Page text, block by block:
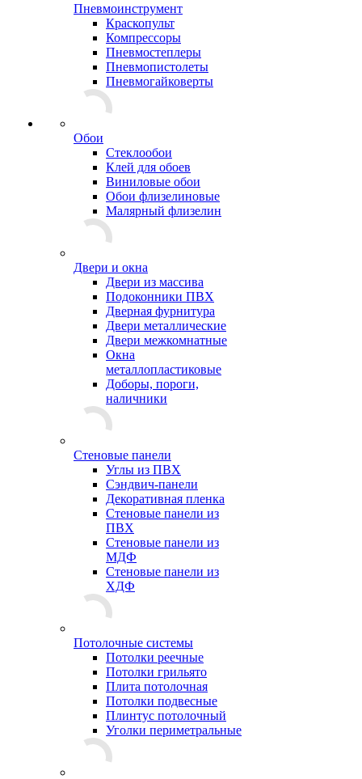
Пневмоинструмент
Краскопульт
Компрессоры
Пневмостеплеры
Пневмопистолеты
Пневмогайковерты
Обои
Стеклообои
Клей для обоев
Виниловые обои
Обои флизелиновые
Малярный флизелин
Двери и окна
Двери из массива
Подоконники ПВХ
Дверная фурнитура
Двери металлические
Двери межкомнатные
Окна
металлопластиковые
Доборы, пороги,
наличники
Стеновые панели
Углы из ПВХ
Сэндвич-панели
Декоративная пленка
Стеновые панели из
ПВХ
Стеновые панели из
МДФ
Стеновые панели из
ХДФ
Потолочные системы
Потолки реечные
Потолки грильято
Плита потолочная
Потолки подвесные
Плинтус потолочный
Уголки периметральные